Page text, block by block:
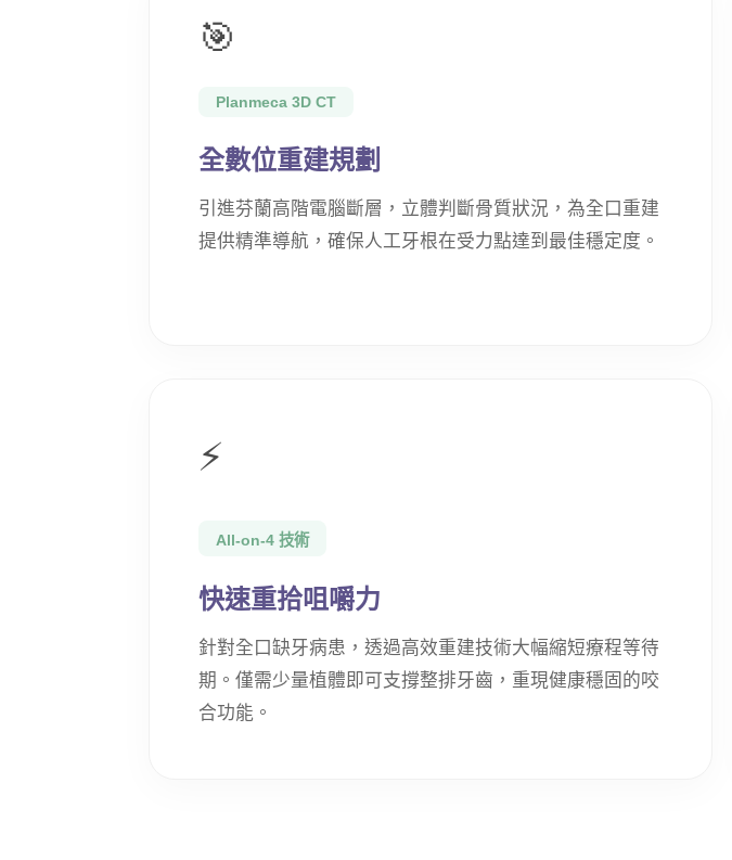
🎯
Planmeca 3D CT
全數位重建規劃
引進芬蘭高階電腦斷層，立體判斷骨質狀況，為全口重建
提供精準導航，確保人工牙根在受力點達到最佳穩定度。
⚡
All-on-4 技術
快速重拾咀嚼力
針對全口缺牙病患，透過高效重建技術大幅縮短療程等待
期。僅需少量植體即可支撐整排牙齒，重現健康穩固的咬
合功能。